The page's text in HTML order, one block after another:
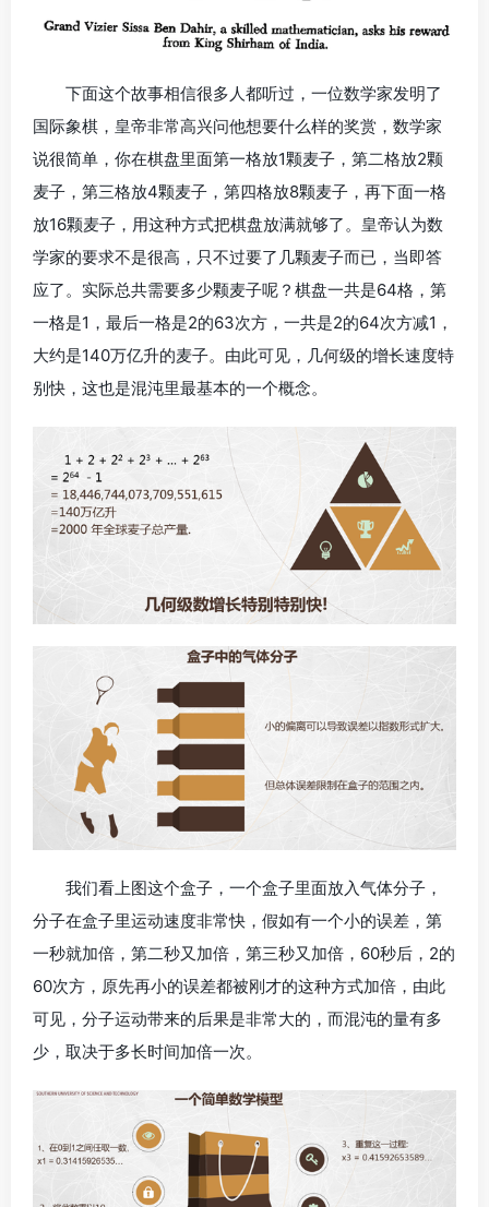
下面这个故事相信很多人都听过，一位数学家发明了
国际象棋，皇帝非常高兴问他想要什么样的奖赏，数学家
说很简单，你在棋盘里面第一格放1颗麦子，第二格放2颗
麦子，第三格放4颗麦子，第四格放8颗麦子，再下面一格
放16颗麦子，用这种方式把棋盘放满就够了。皇帝认为数
学家的要求不是很高，只不过要了几颗麦子而已，当即答
应了。实际总共需要多少颗麦子呢？棋盘一共是64格，第
一格是1，最后一格是2的63次方，一共是2的64次方减1，
大约是140万亿升的麦子。由此可见，几何级的增长速度特
别快，这也是混沌里最基本的一个概念。
我们看上图这个盒子，一个盒子里面放入气体分子，
分子在盒子里运动速度非常快，假如有一个小的误差，第
一秒就加倍，第二秒又加倍，第三秒又加倍，60秒后，2的
60次方，原先再小的误差都被刚才的这种方式加倍，由此
可见，分子运动带来的后果是非常大的，而混沌的量有多
少，取决于多长时间加倍一次。